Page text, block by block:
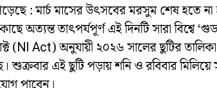
: মার্চ মাসের উৎসবের মরসুম শেষ হতে
অত্যন্ত তাৎপর্যপূর্ণ এই দিনটি সারা বিশ্বে
(NI Act) অনুযায়ী ২০২৬ সালের ছুটির
শুক্রবার এই ছুটি পড়ায় শনি ও রবিবার